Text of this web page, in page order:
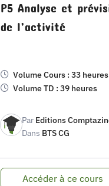
P5 Analyse et
de l’activité
Volume Cours : 33 heures
Volume TD : 39 heures
Par Editions
Dans BTS CG
Accéder à ce cours